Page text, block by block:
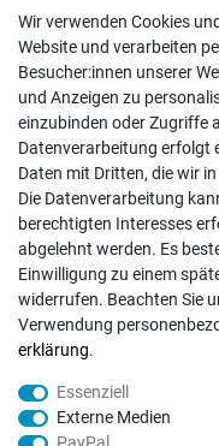
INFORMATIONEN
Batterieentsorgung
Hilfe
Versand
Zahlungsarten
Kontakt
© Copyright 2026 | Alle Rechte
Wir verwenden Cookies
Website und verarbeiten
Besucher:innen unserer
und Anzeigen zu
einzubinden oder Zugriffe
Datenverarbeitung erfolgt
Daten mit Dritten, die wir
Die Datenverarbeitung
berechtigten Interesses
abgelehnt werden. Es
Einwilligung zu einem
widerrufen. Beachten Sie
Verwendung
erklärung.
Essenziell
Externe Medien